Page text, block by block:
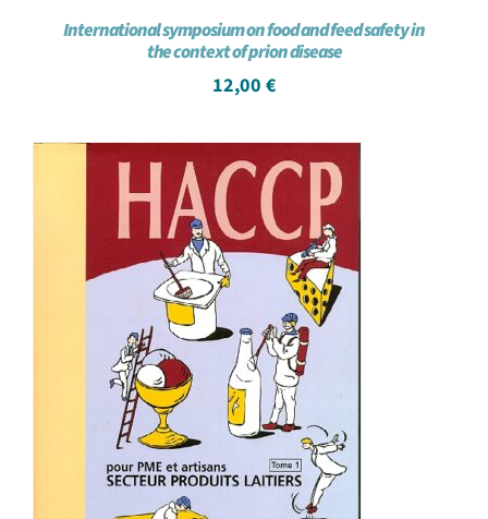
International symposium on food and feed safety in
the context of prion disease
12,00 €